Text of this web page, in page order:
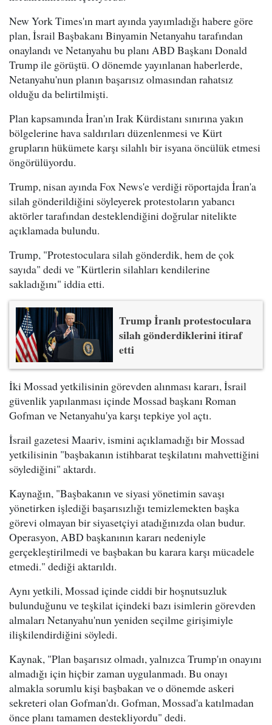
New York Times'ın mart ayında yayımladığı habere göre
plan, İsrail Başbakanı Binyamin Netanyahu tarafından
onaylandı ve Netanyahu bu planı ABD Başkanı Donald
Trump ile görüştü. O dönemde yayınlanan haberlerde,
Netanyahu'nun planın başarısız olmasından rahatsız
olduğu da belirtilmişti.
Plan kapsamında İran'ın Irak Kürdistanı sınırına yakın
bölgelerine hava saldırıları düzenlenmesi ve Kürt
grupların hükümete karşı silahlı bir isyana öncülük etmesi
öngörülüyordu.
Trump, nisan ayında Fox News'e verdiği röportajda İran'a
silah gönderildiğini söyleyerek protestoların yabancı
aktörler tarafından desteklendiğini doğrular nitelikte
açıklamada bulundu.
Trump, "Protestoculara silah gönderdik, hem de çok
sayıda" dedi ve "Kürtlerin silahları kendilerine
sakladığını" iddia etti.
Trump İranlı protestoculara
silah gönderdiklerini itiraf
etti
İki Mossad yetkilisinin görevden alınması kararı, İsrail
güvenlik yapılanması içinde Mossad başkanı Roman
Gofman ve Netanyahu'ya karşı tepkiye yol açtı.
İsrail gazetesi Maariv, ismini açıklamadığı bir Mossad
yetkilisinin "başbakanın istihbarat teşkilatını mahvettiğini
söylediğini" aktardı.
Kaynağın, "Başbakanın ve siyasi yönetimin savaşı
yönetirken işlediği başarısızlığı temizlemekten başka
görevi olmayan bir siyasetçiyi atadığınızda olan budur.
Operasyon, ABD başkanının kararı nedeniyle
gerçekleştirilmedi ve başbakan bu karara karşı mücadele
etmedi." dediği aktarıldı.
Aynı yetkili, Mossad içinde ciddi bir hoşnutsuzluk
bulunduğunu ve teşkilat içindeki bazı isimlerin görevden
almaları Netanyahu'nun yeniden seçilme girişimiyle
ilişkilendirdiğini söyledi.
Kaynak, "Plan başarısız olmadı, yalnızca Trump'ın onayını
almadığı için hiçbir zaman uygulanmadı. Bu onayı
almakla sorumlu kişi başbakan ve o dönemde askeri
sekreteri olan Gofman'dı. Gofman, Mossad'a katılmadan
önce planı tamamen destekliyordu" dedi.